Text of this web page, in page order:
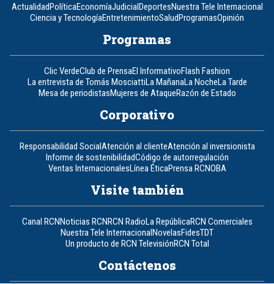
ActualidadPolíticaEconomíaJudicialDeportesNuestra Tele Internacional
Ciencia y TecnologíaEntretenimientoSaludProgramasOpinión
Programas
Clic VerdeClub de PrensaEl InformativoFlash Fashion
La entrevista de Tomás MosciattiLa MañanaLa NocheLa Tarde
Mesa de periodistasMujeres de AtaqueRazón de Estado
Corporativo
Responsabilidad SocialAtención al clienteAtención al inversionista
Informe de sostenibilidadCódigo de autorregulación
Ventas InternacionalesLínea ÉticaPrensa RCNOBA
Visite también
Canal RCNNoticias RCNRCN RadioLa RepúblicaRCN Comerciales
Nuestra Tele InternacionalNovelasFidesTDT
Un producto de RCN TelevisiónRCN Total
Contáctenos